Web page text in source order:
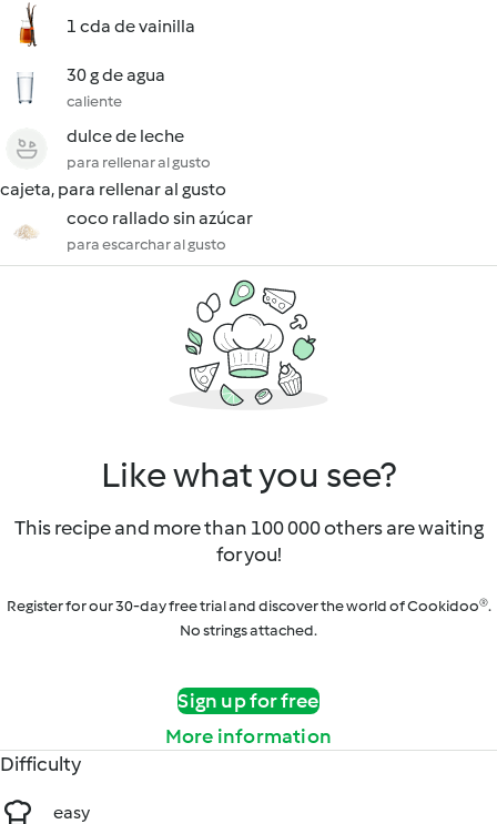
1 cda de vainilla
30 g de agua
caliente
dulce de leche
para rellenar al gusto
cajeta, para rellenar al gusto
coco rallado sin azúcar
para escarchar al gusto
Like what you see?
This recipe and more than 100 000 others are waiting
for you!
Register for our 30-day free trial and discover the world of Cookidoo®.
No strings attached.
Sign up for free
More information
Difficulty
easy